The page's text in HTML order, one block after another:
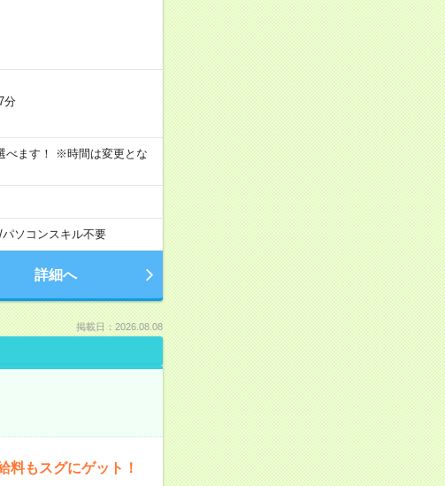
分
べます！ ※時間は変更とな
/パソコンスキル不要
詳細へ
掲載日：2026.08.08
料もスグにゲット！